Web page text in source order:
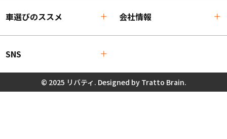
車選びのススメ 会社情報
SNS
© 2025 リバティ. Designed by Tratto Brain.